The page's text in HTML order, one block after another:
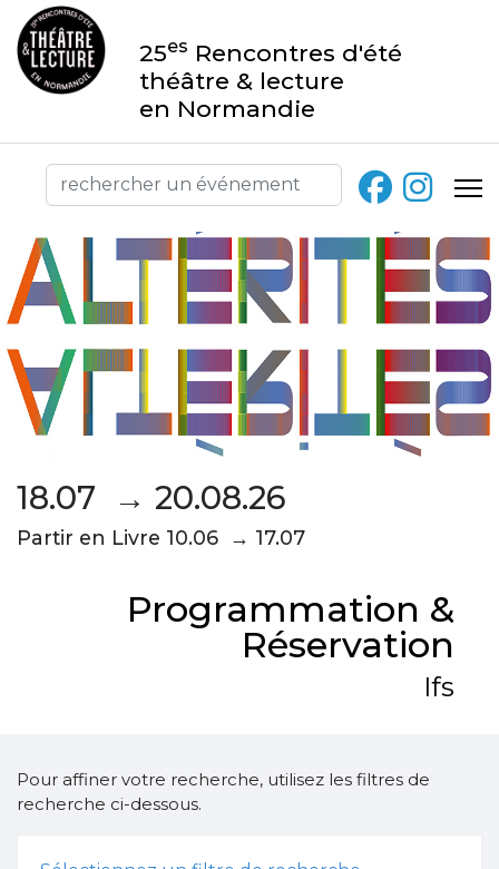
25es Rencontres d'été
théâtre & lecture
en Normandie
18.07 → 20.08.26
Partir en Livre 10.06 → 17.07
Programmation &
Réservation
Ifs
Pour affiner votre recherche, utilisez les filtres de
recherche ci-dessous.